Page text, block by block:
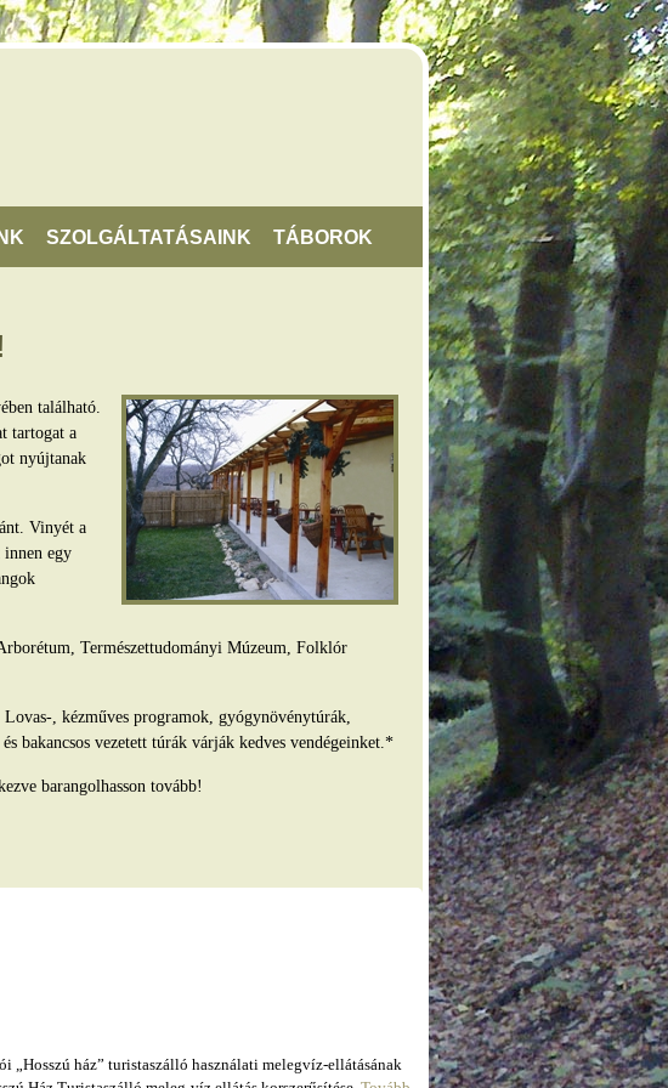
SZOLGÁLTATÁSAINK TÁBOROK
található.
tartogat a
nyújtanak
Vinyét a
egy
Természettudományi Múzeum, Folklór
, kézműves programok, gyógynövénytúrák,
bakancsos vezetett túrák várják kedves vendégeinket.*
barangolhasson tovább!
„Hosszú ház” turistaszálló használati melegvíz-ellátásának